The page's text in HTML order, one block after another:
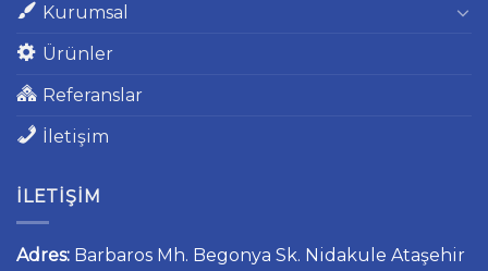
Kurumsal
Ürünler
Referanslar
İletişim
İLETIŞIM
Adres: Barbaros Mh. Begonya Sk. Nidakule Ataşehir